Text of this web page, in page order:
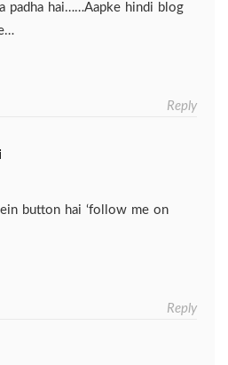
padha hai……Aapke hindi blog
Reply
button hai ‘follow me on
Reply